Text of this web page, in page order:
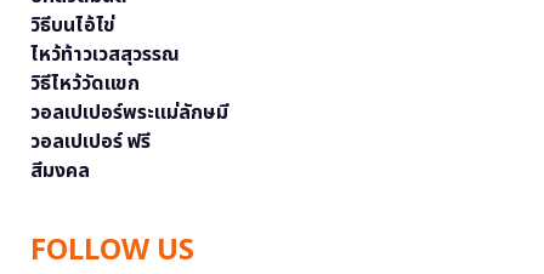
วิธีบนไอ้ไข่
ไหว้ท้าวเวสสุวรรณ
วิธีไหว้วัดแขก
วอลเปเปอร์พระแม่ลักษมี
วอลเปเปอร์ ฟรี
สีมงคล
FOLLOW US